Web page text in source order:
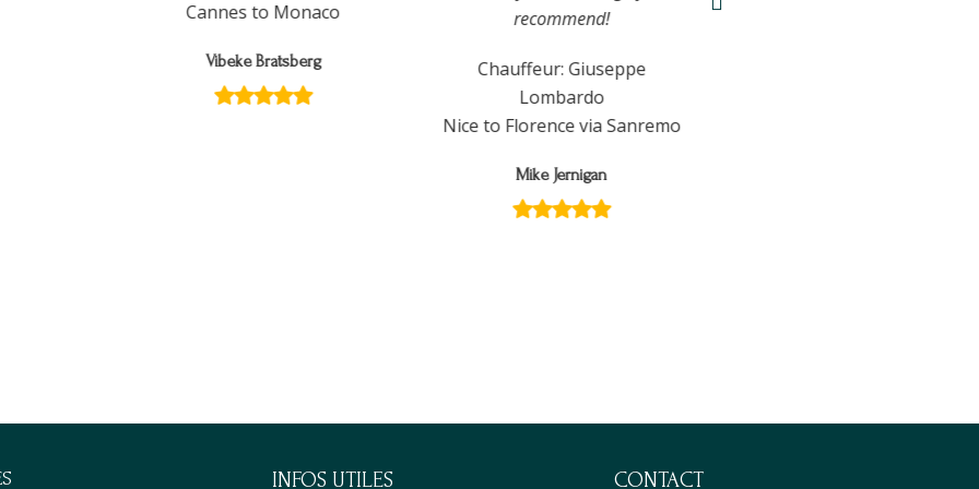
Cannes to Monaco
Vibeke Bratsberg
recommend!
Chauffeur: Giuseppe
Lombardo
Nice to Florence via Sanremo
Mike Jernigan
INFOS UTILES CONTACT